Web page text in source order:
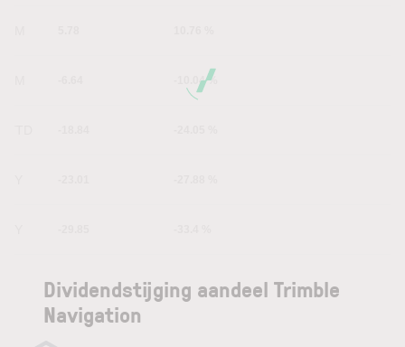
-10.04 %
Dividendstijging aandeel Trimble
Navigation